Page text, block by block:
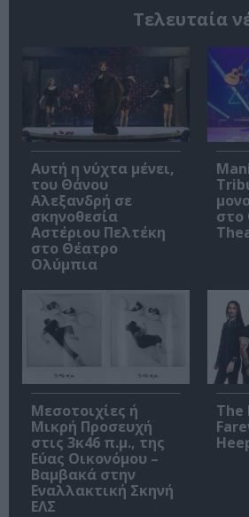
Τελευταία
Αυτή η νύχτα μένει,
του Θάνου
Αλεξανδρή σε
σκηνοθεσία
Αστέριου Πελτέκη
στο Θέατρο
Ολύμπια
στο
Μεσοτοιχίες ή
Μικρή Προσευχή
στις 3κ46 π.μ., της
Εύας Οικονόμου –
Βαμβακά στην
Εναλλακτική Σκηνή
ΕΛΣ
The